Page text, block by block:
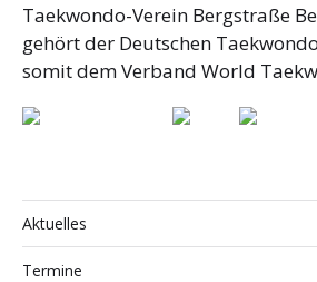
Taekwondo-Verein Bergstraße
gehört der Deutschen
somit dem Verband World
Aktuelles
Termine